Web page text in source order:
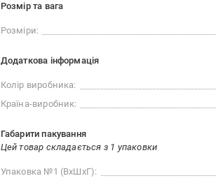
Розмір та вага
Розміри:
Додаткова інформація
Колір виробника:
Країна-виробник:
Габарити пакування
Цей товар складається з 1 упаковки
Упаковка №1 (ВхШхГ):